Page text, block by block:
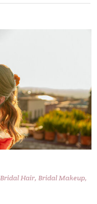
Bridal Hair, Bridal Makeup,